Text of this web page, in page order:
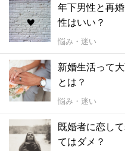
年下男性と再
性はいい？
悩み・迷い
新婚生活って
とは？
悩み・迷い
既婚者に恋し
てはダメ？